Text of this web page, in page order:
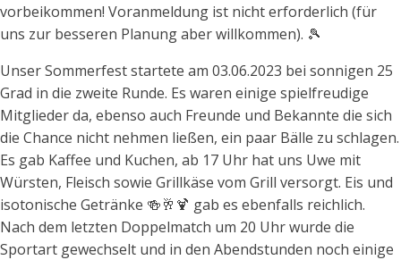
vorbeikommen! Voranmeldung ist nicht erforderlich (für
uns zur besseren Planung aber willkommen). 🎾
Unser Sommerfest startete am 03.06.2023 bei sonnigen 25
Grad in die zweite Runde. Es waren einige spielfreudige
Mitglieder da, ebenso auch Freunde und Bekannte die sich
die Chance nicht nehmen ließen, ein paar Bälle zu schlagen.
Es gab Kaffee und Kuchen, ab 17 Uhr hat uns Uwe mit
Würsten, Fleisch sowie Grillkäse vom Grill versorgt. Eis und
isotonische Getränke 🍻🥂🍹 gab es ebenfalls reichlich.
Nach dem letzten Doppelmatch um 20 Uhr wurde die
Sportart gewechselt und in den Abendstunden noch einige